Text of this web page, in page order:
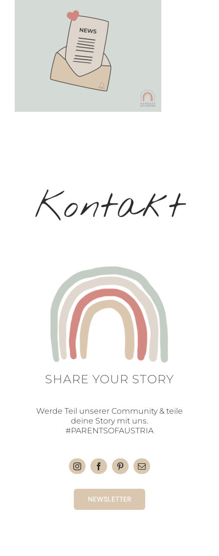
Kontakt
SHARE YOUR STORY
Werde Teil unserer Community & teile
deine Story mit uns.
#PARENTSOFAUSTRIA
NEWSLETTER